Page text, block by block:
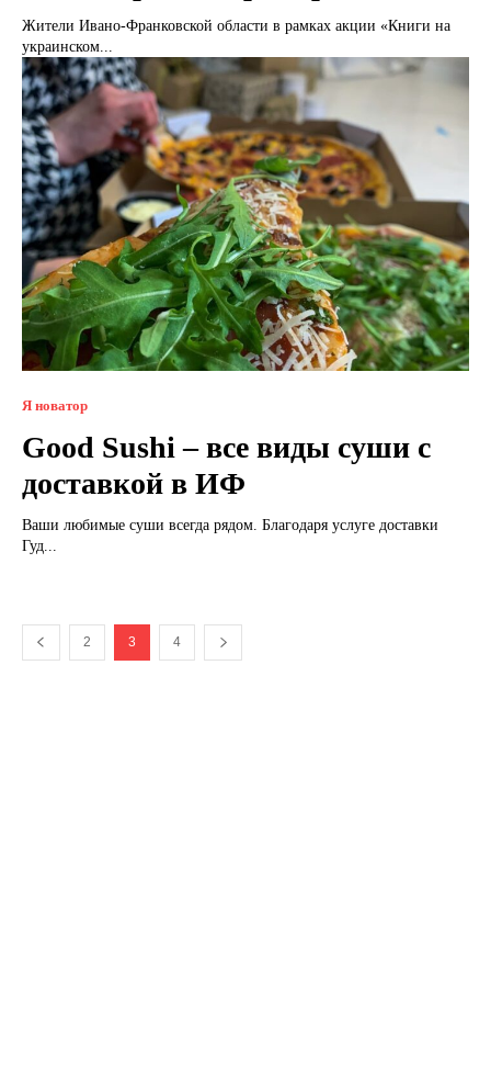
Жители Ивано-Франковской области в рамках акции «Книги на
украинском...
Я новатор
Good Sushi – все виды суши с
доставкой в ИФ
Ваши любимые суши всегда рядом. Благодаря услуге доставки
Гуд...
2 3 4